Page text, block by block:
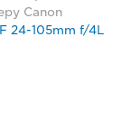
Canon
24-105mm f/4L